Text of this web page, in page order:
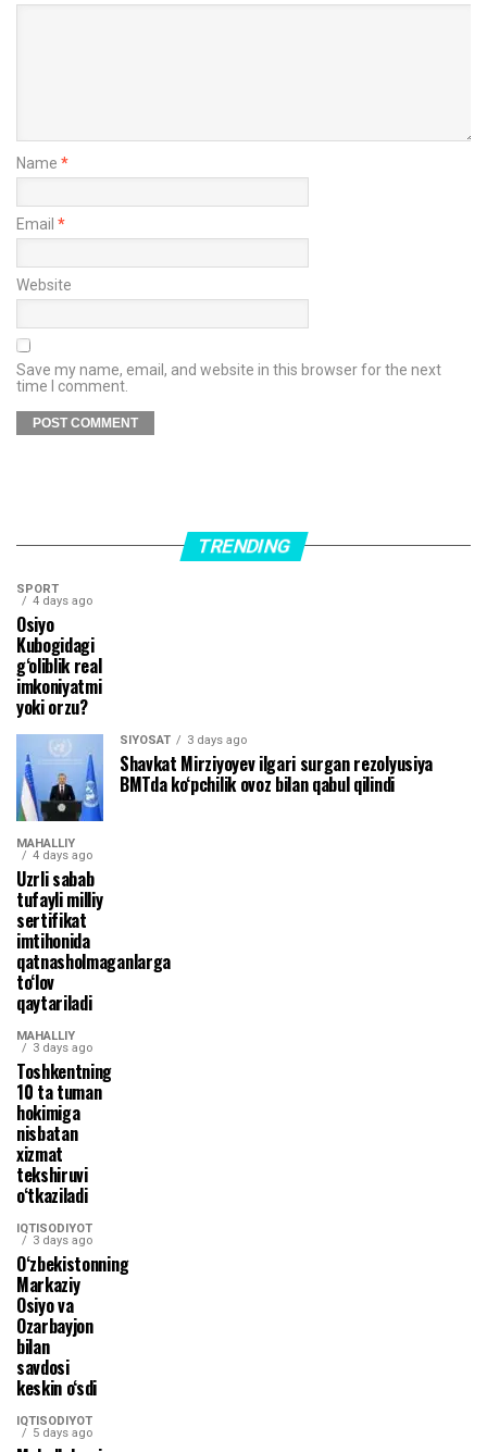
Name *
Email *
Website
Save my name, email, and website in this browser for the next
time I comment.
TRENDING
SPORT
4 days ago
Osiyo
Kubogidagi
g‘oliblik real
imkoniyatmi
yoki orzu?
SIYOSAT 3 days ago
Shavkat Mirziyoyev ilgari surgan rezolyusiya
BMTda ko‘pchilik ovoz bilan qabul qilindi
MAHALLIY
4 days ago
Uzrli sabab
tufayli milliy
sertifikat
imtihonida
qatnasholmaganlarga
to‘lov
qaytariladi
MAHALLIY
3 days ago
Toshkentning
10 ta tuman
hokimiga
nisbatan
xizmat
tekshiruvi
o‘tkaziladi
IQTISODIYOT
3 days ago
O‘zbekistonning
Markaziy
Osiyo va
Ozarbayjon
bilan
savdosi
keskin o‘sdi
IQTISODIYOT
5 days ago